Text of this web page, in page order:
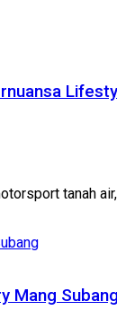
tanah
Mang Subang